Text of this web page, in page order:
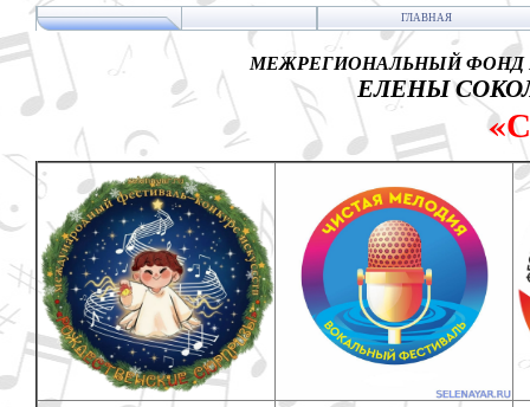
ГЛАВНАЯ
МЕЖРЕГИОНАЛЬНЫЙ ФОНД
ЕЛЕНЫ